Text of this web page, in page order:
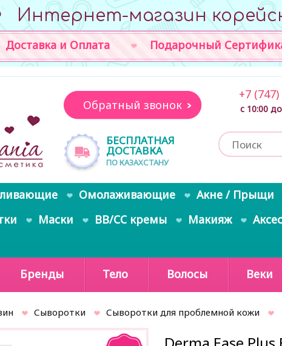
Интернет-магазин
Доставка и Оплата Подарочный
Обратный звонок
БЕСПЛАТНАЯ
ДОСТАВКА
ПО КАЗАХСТАНУ
+7 (747)
с 10:00
Омолаживающие Акне / Прыщи
Маски BB/CC кремы Макияж
Бренды Тело Волосы Веки
Сыворотки Сыворотки для проблемной кожи